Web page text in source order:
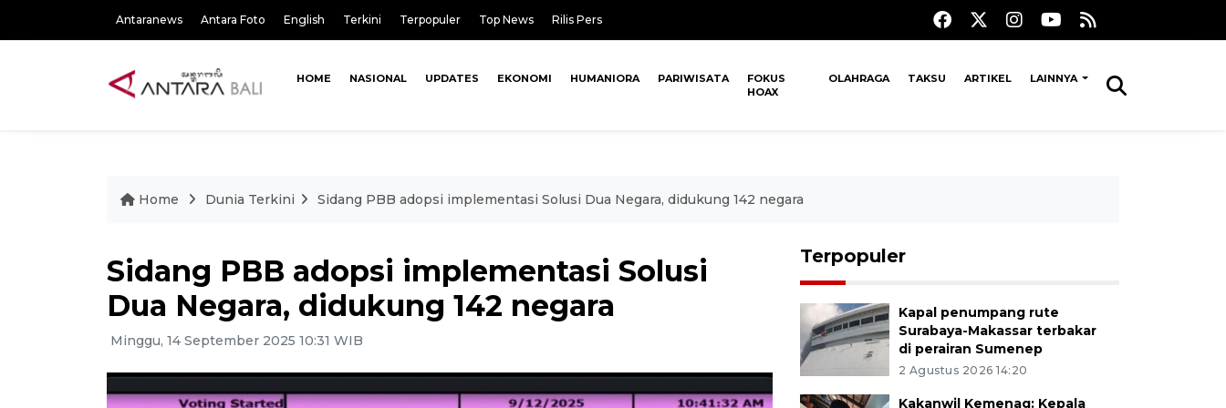
Antaranews Antara Foto English Terkini Terpopuler Top News Rilis Pers
HOME NASIONAL UPDATES EKONOMI HUMANIORA PARIWISATA
FOKUS
HOAX
OLAHRAGA TAKSU ARTIKEL LAINNYA
Home Dunia Terkini Sidang PBB adopsi implementasi Solusi Dua Negara, didukung 142 negara
Sidang PBB adopsi implementasi Solusi
Dua Negara, didukung 142 negara
Minggu, 14 September 2025 10:31 WIB
Terpopuler
Kapal penumpang rute
Surabaya-Makassar terbakar
di perairan Sumenep
2 Agustus 2026 14:20
Kakanwil Kemenag: Kepala